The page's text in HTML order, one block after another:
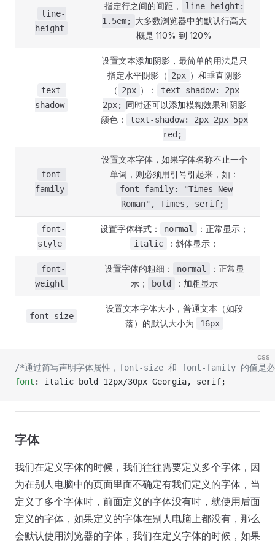
line-
height
指定行之间的间距，
line-height:
1.5em; 大多数浏览器中的默认行高大
概是 110% 到 120%
text-
shadow
设置文本添加阴影，最简单的用法是只
指定水平阴影（ 2px ）和垂直阴影
（ 2px ）：
text-shadow: 2px
2px; 同时还可以添加模糊效果和阴影
颜色：
text-shadow: 2px 2px 5px
red;
font-
family
设置文本字体，如果字体名称不止一个
单词，则必须用引号引起来，如：
font-family: "Times New
Roman", Times, serif;
font-
style
设置字体样式： normal ：正常显示；
italic ：斜体显示；
font-
weight
设置字体的粗细： normal
：正常显
示；
bold ：加粗显示
font-size
设置文本字体大小，普通文本（如段
落）的默认大小为
16px
css
/*通过简写声明字体属性，font-size 和 font-family 的值是必
font : italic bold 12px/30px Georgia, serif;
字体
我们在定义字体的时候，我们往往需要定义多个字体，因
为在别人电脑中的页面里面不确定有我们定义的字体，当
定义了多个字体时，前面定义的字体没有时，就使用后面
定义的字体，如果定义的字体在别人电脑上都没有，那么
会默认使用浏览器的字体，我们在定义字体的时候，如果